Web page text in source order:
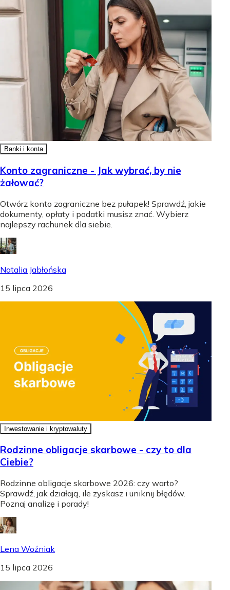
Banki i konta
Konto zagraniczne - Jak wybrać, by nie
żałować?
Otwórz konto zagraniczne bez pułapek! Sprawdź, jakie
dokumenty, opłaty i podatki musisz znać. Wybierz
najlepszy rachunek dla siebie.
Natalia Jabłońska
15 lipca 2026
Inwestowanie i kryptowaluty
Rodzinne obligacje skarbowe - czy to dla
Ciebie?
Rodzinne obligacje skarbowe 2026: czy warto?
Sprawdź, jak działają, ile zyskasz i uniknij błędów.
Poznaj analizę i porady!
Lena Woźniak
15 lipca 2026